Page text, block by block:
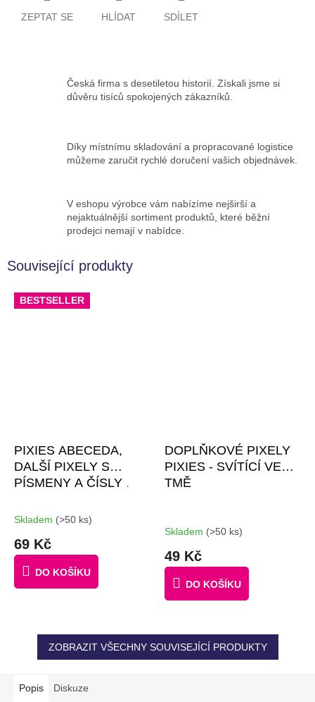
ZEPTAT SE HLÍDAT SDÍLET
Česká firma s desetiletou historií. Získali jsme si
důvěru tisíců spokojených zákazníků.
Díky místnímu skladování a propracované logistice
můžeme zaručit rychlé doručení vašich objednávek.
V eshopu výrobce vám nabízíme nejširší a
nejaktuálnější sortiment produktů, které běžní
prodejci nemají v nabídce.
Související produkty
BESTSELLER
PIXIES ABECEDA,
DALŠÍ PIXELY S
PÍSMENY A ČÍSLY .
Průměrné
produktu
je
3,5
z
Skladem (>50 ks)
69 Kč
DO KOŠÍKU
DOPLŇKOVÉ PIXELY
PIXIES - SVÍTÍCÍ VE
TMĚ
Skladem (>50 ks)
49 Kč
DO KOŠÍKU
ZOBRAZIT VŠECHNY SOUVISEJÍCÍ PRODUKTY
Popis Diskuze